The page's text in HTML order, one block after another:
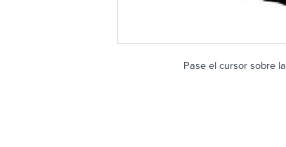
Pase el cursor sobre